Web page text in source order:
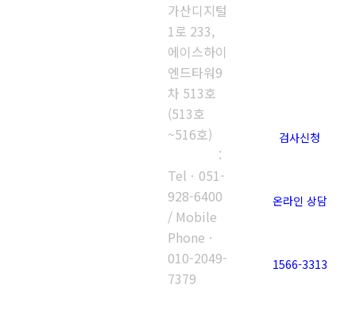
가산디지털
1로 233,
에이스하이
엔드타워9
차 513호
(513호
~516호)
:
Telㆍ051-
928-6400
/ Mobile
Phoneㆍ
010-2049-
7379
검사신청
온라인 상담
1566-3313